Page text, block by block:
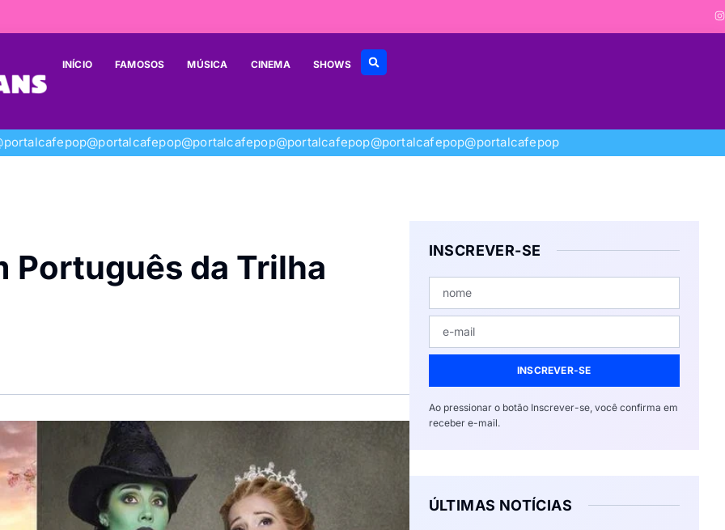
INÍCIO FAMOSOS MÚSICA CINEMA SHOWS
@portalcafepop@portalcafepop@portalcafepop@portalcafepop@portalcafepop
Português da Trilha INSCREVER-SE
INSCREVER-SE
Ao pressionar o botão Inscrever-se, você confirma em
receber e-mail.
ÚLTIMAS NOTÍCIAS